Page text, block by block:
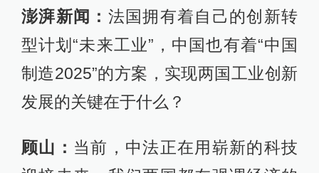
澎湃新闻： 法国拥有着自己的创新转
型计划“未来工业”，中国也有着“中国
制造2025”的方案，实现两国工业创新
发展的关键在于什么？
顾山： 当前，中法正在用崭新的科技